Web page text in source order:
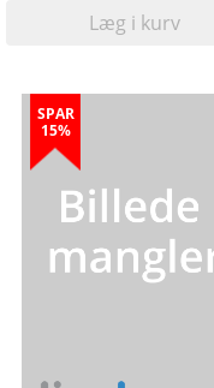
Læg i kurv
SPAR
15%